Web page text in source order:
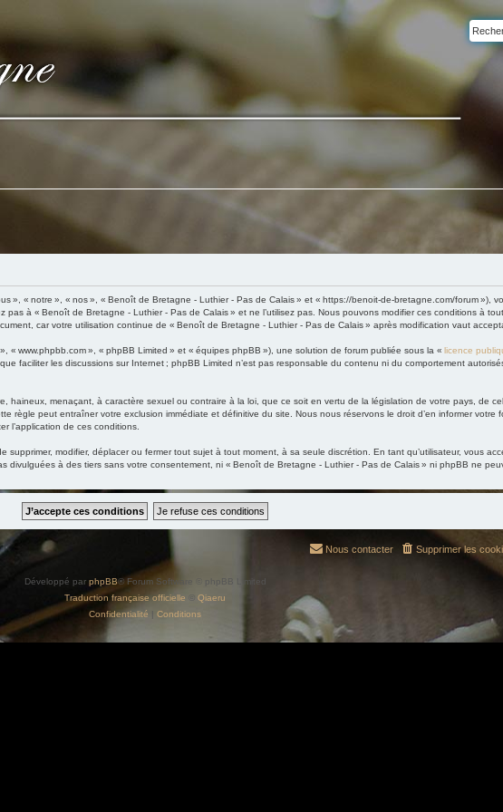
», « notre », « nos », « Benoît de Bretagne - Luthier - Pas de Calais » et « https://benoit-de-bretagne.com/forum »),
pas à « Benoît de Bretagne - Luthier - Pas de Calais » et ne l’utilisez pas. Nous pouvons modifier ces conditions à
car votre utilisation continue de « Benoît de Bretagne - Luthier - Pas de Calais » après modification vaut
« www.phpbb.com », « phpBB Limited » et « équipes phpBB »), une solution de forum publiée sous la « licence
faciliter les discussions sur Internet ; phpBB Limited n’est pas responsable du contenu ni du comportement
haineux, menaçant, à caractère sexuel ou contraire à la loi, que ce soit en vertu de la législation de votre pays, de
règle peut entraîner votre exclusion immédiate et définitive du site. Nous nous réservons le droit d’en informer votre
l’application de ces conditions.
modifier, déplacer ou fermer tout sujet à tout moment, à sa seule discrétion. En tant qu’utilisateur, vous
à des tiers sans votre consentement, ni « Benoît de Bretagne - Luthier - Pas de Calais » ni phpBB ne
Supprimer les
Nous contacter
Développé par phpBB® Forum Software © phpBB Limited
Traduction française officielle
Qiaeru
Confidentialité
Conditions